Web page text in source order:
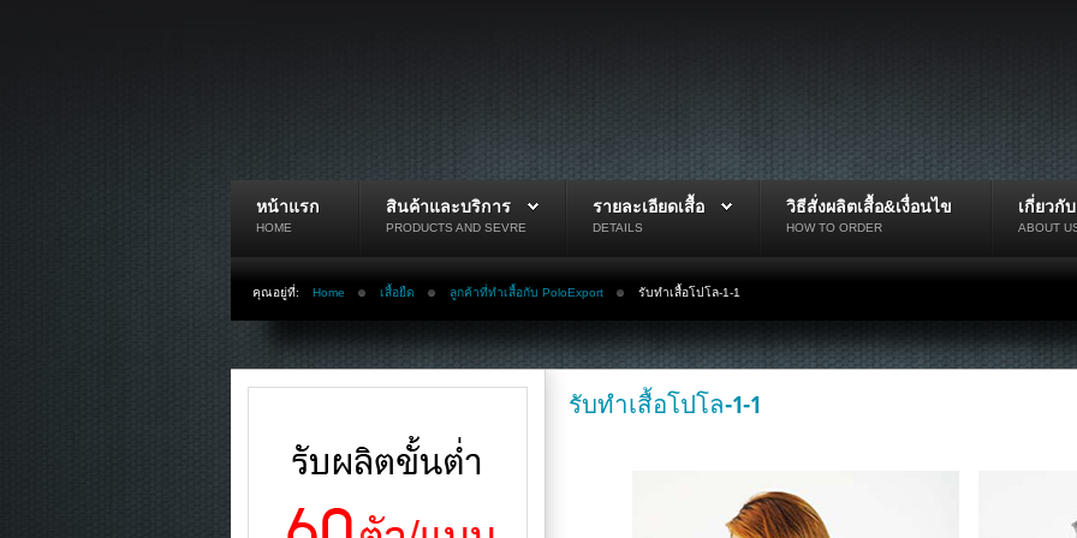
หน้าแรก
HOME
สินค้าและบริการ
PRODUCTS AND SEVRE
รายละเอียดเสื้อ
DETAILS
วิธีสั่งผลิตเสื้อ&เงื่อนไข
HOW TO ORDER
เกี่ยวกั
ABOUT
คุณอยู่ที่: Home เสื้อยืด ลูกค้าที่ทำเสื้อกับ PoloExport รับทำเสื้อโปโล-1-1
รับทำเสื้อโปโล-1-1